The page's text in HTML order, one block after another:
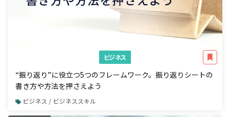
ビジネス
“振り返り”に役立つ5つのフレームワーク。振り返りシートの
書き方や方法を押さえよう
ビジネス / ビジネススキル